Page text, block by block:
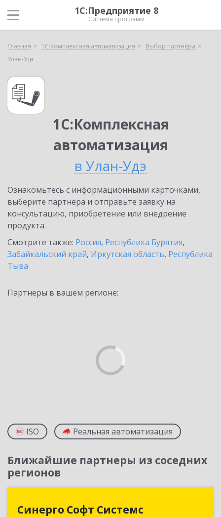
1С:Предприятие 8
Система программ
Главная 1С:Комплексная автоматизация
Выбор партнёра
Улан-Удэ
1С:Комплексная
автоматизация
в Улан-Удэ
Ознакомьтесь с информационными карточками,
выберите партнёра и отправьте заявку на
консультацию, приобретение или внедрение
продукта.
Смотрите также: Россия, Республика Бурятия,
Забайкальский край, Иркутская область, Республика
Тыва
Партнеры в вашем регионе:
ISO Реальная автоматизация
Ближайшие партнеры из соседних
регионов
Синерго Софт Системс
Синерго Софт Системс